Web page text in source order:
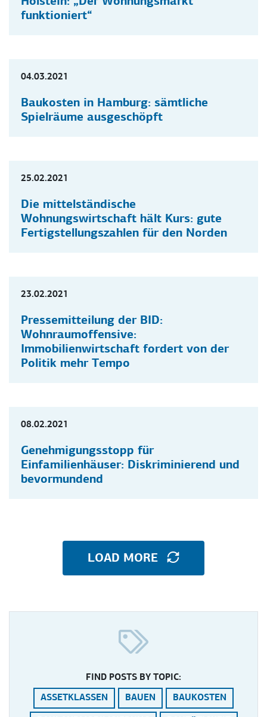
funktioniert“
04.03.2021
Baukosten in Hamburg: sämtliche
Spielräume ausgeschöpft
25.02.2021
Die mittelständische
Wohnungswirtschaft hält Kurs: gute
Fertigstellungszahlen für den Norden
23.02.2021
Pressemitteilung der BID:
Wohnraumoffensive:
Immobilienwirtschaft fordert von der
Politik mehr Tempo
08.02.2021
Genehmigungsstopp für
Einfamilienhäuser: Diskriminierend und
bevormundend
LOAD MORE
FIND POSTS BY TOPIC:
ASSETKLASSEN BAUEN BAUKOSTEN